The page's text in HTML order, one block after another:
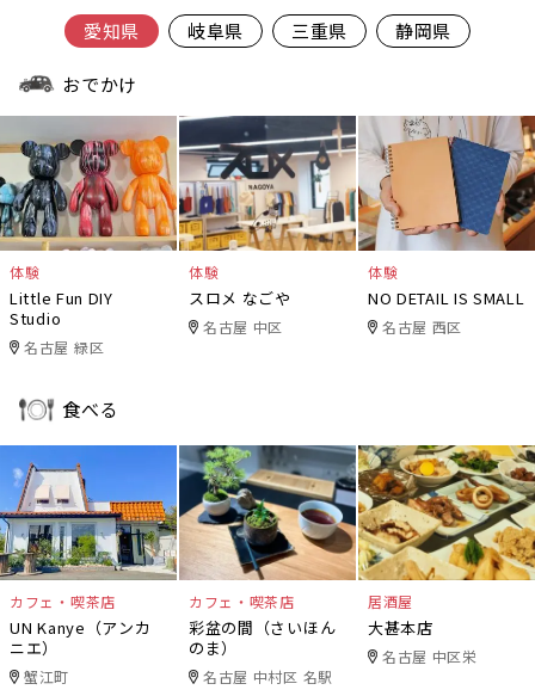
愛知県 岐阜県 三重県 静岡県
おでかけ
体験
Little Fun DIY
Studio
名古屋 緑区
体験
スロメ なごや
名古屋 中区
体験
NO DETAIL IS SMALL
名古屋 西区
食べる
カフェ・喫茶店
UN Kanye（アンカ
ニエ）
蟹江町
カフェ・喫茶店
彩盆の間（さいほん
のま）
名古屋 中村区 名駅
居酒屋
大甚本店
名古屋 中区栄